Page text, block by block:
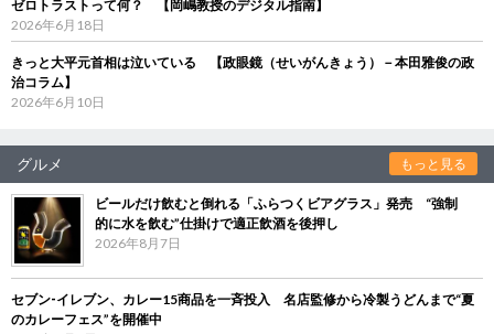
ゼロトラストって何？ 【岡嶋教授のデジタル指南】
2026年6月18日
きっと大平元首相は泣いている 【政眼鏡（せいがんきょう）－本田雅俊の政
治コラム】
2026年6月10日
グルメ もっと見る
ビールだけ飲むと倒れる「ふらつくビアグラス」発売 “強制
的に水を飲む”仕掛けで適正飲酒を後押し
2026年8月7日
セブン‐イレブン、カレー15商品を一斉投入 名店監修から冷製うどんまで“夏
のカレーフェス”を開催中